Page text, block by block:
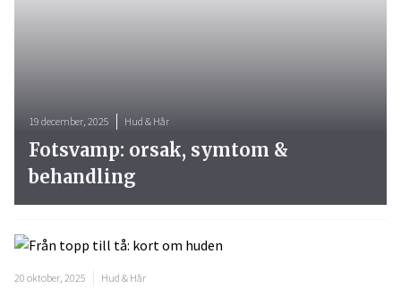
19 december, 2025 Hud & Hår
Fotsvamp: orsak, symtom &
behandling
20 oktober, 2025 Hud & Hår